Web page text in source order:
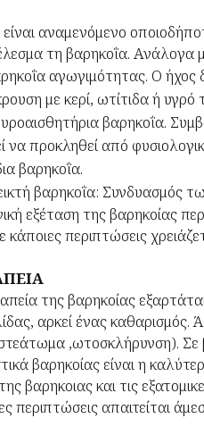
αναμενόμενο
τη βαρηκοΐα. Ανάλογα
αγωγιμότητας. Ο ήχος
με κερί, ωτίτιδα ή υγρό
βαρηκοΐα.
να προκληθεί από
βαρηκοΐα.
βαρηκοΐα: Συνδυασμός
εξέταση της βαρηκοίας
κάποιες περιπτώσεις
της βαρηκοίας
αρκεί ένας καθαρισμός.
,ωτοσκλήρυνση).
βαρηκοίας είναι η
βαρηκοιας και τις
περιπτώσεις απαιτείται